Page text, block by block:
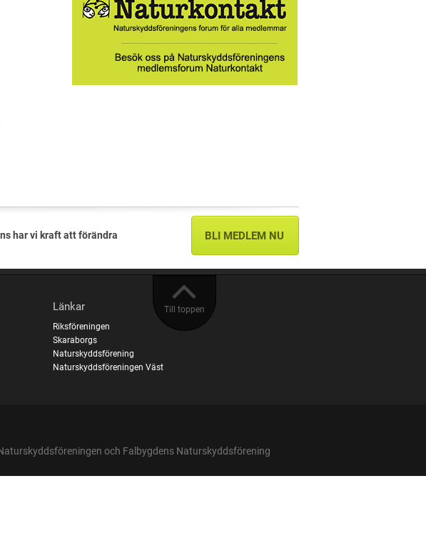
har vi kraft att förändra BLI MEDLEM NU
Till toppen
Länkar
Riksföreningen
Skaraborgs
Naturskyddsförening
Naturskyddsföreningen Väst
och Falbygdens Naturskyddsförening